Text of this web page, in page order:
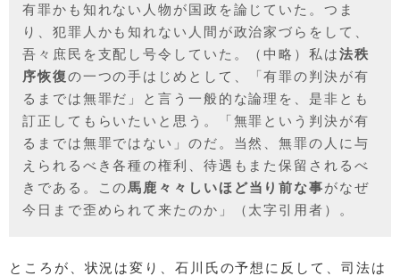
有罪かも知れない人物が国政を論じていた。つま
り、犯罪人かも知れない人間が政治家づらをして、
吾々庶民を支配し号令していた。（中略）私は法秩
序恢復の一つの手はじめとして、「有罪の判決が有
るまでは無罪だ」と言う一般的な論理を、是非とも
訂正してもらいたいと思う。「無罪という判決が有
るまでは無罪ではない」のだ。当然、無罪の人に与
えられるべき各種の権利、待遇もまた保留されるべ
きである。この馬鹿々々しいほど当り前な事がなぜ
今日まで歪められて来たのか」（太字引用者）。
ところが、状況は変り、石川氏の予想に反して、司法は